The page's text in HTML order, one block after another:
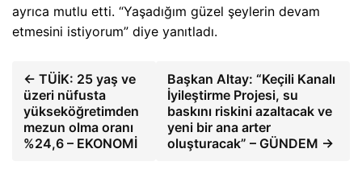
ayrıca mutlu etti. “Yaşadığım güzel şeylerin devam
etmesini istiyorum” diye yanıtladı.
← TÜİK: 25 yaş ve
üzeri nüfusta
yükseköğretimden
mezun olma oranı
%24,6 – EKONOMİ
Başkan Altay: “Keçili Kanalı
İyileştirme Projesi, su
baskını riskini azaltacak ve
yeni bir ana arter
oluşturacak” – GÜNDEM →